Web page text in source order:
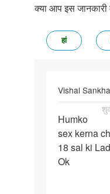
क्या आप इस जानकारी
हां
Vishal
Humko
sex
kerna
chah
Humko
sex kerna
18 sal ki
Ok